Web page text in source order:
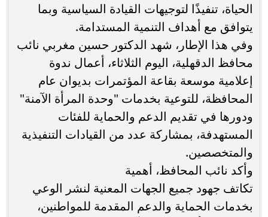
الحياة، تنفيذًا لتوجيهات القيادة السياسية وبما
يتوافق مع أهداف التنمية المستدامة.
وفي هذا الإطار، شهد الدكتور حسين مغربي نائب
محافظ الدقهلية، اليوم الثلاثاء، أعمال ندوة
إعلامية موسعة بقاعة المؤتمرات بديوان عام
المحافظة، للتوعية بخدمات "وحدة المرأة الآمنة"
ودورها في تقديم الدعم والحماية للفئات
المستهدفة، بمشاركة عدد من القيادات التنفيذية
والمتخصصين.
وأكد نائب المحافظ، أهمية
تكاتف جهود جميع الجهات المعنية لنشر الوعي
بخدمات الحماية والدعم المقدمة للمواطنين،